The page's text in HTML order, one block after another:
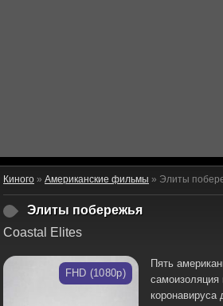
Киного » Американские фильмы » Элиты
Элиты побережья
Coastal Elites
FHD (1080p)
Пять
самоизоляция
коронавируса